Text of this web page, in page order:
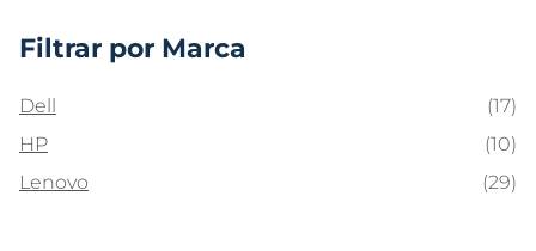
Filtrar por Marca
Dell
(17)
HP
(10)
Lenovo
(29)